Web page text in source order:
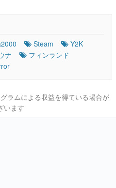
Steam
Y2K
ナ
フィンランド
ラムによる収益を得ている場合が
います